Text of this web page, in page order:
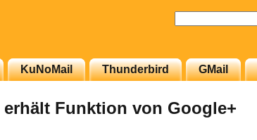
KuNoMail Thunderbird GMail
Funktion von Google+